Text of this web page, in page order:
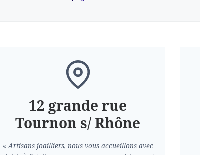
12 grande rue
Tournon s/ Rhône
« Artisans joailliers, nous vous accueillons avec